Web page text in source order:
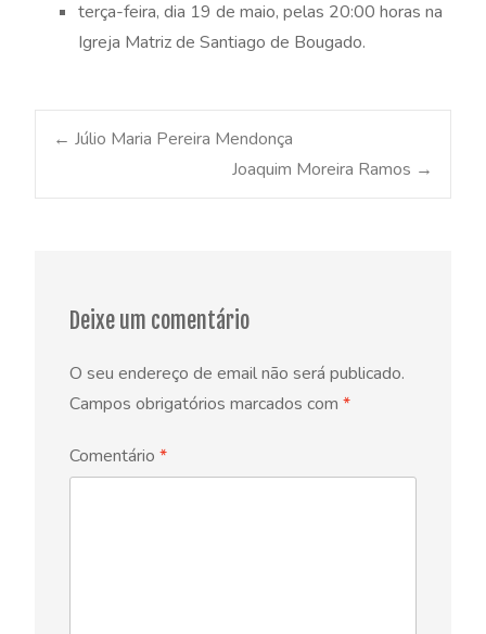
terça-feira, dia 19 de maio, pelas 20:00 horas na
Igreja Matriz de Santiago de Bougado.
Post
← Júlio Maria Pereira Mendonça
Joaquim Moreira Ramos →
Deixe um comentário
O seu endereço de email não será publicado.
Campos obrigatórios marcados com *
Comentário *